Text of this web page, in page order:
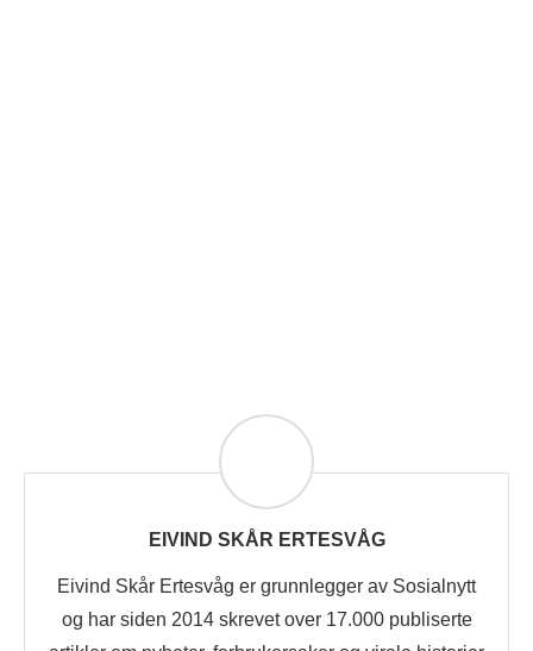
EIVIND SKÅR ERTESVÅG
Eivind Skår Ertesvåg er grunnlegger av Sosialnytt
og har siden 2014 skrevet over 17.000 publiserte